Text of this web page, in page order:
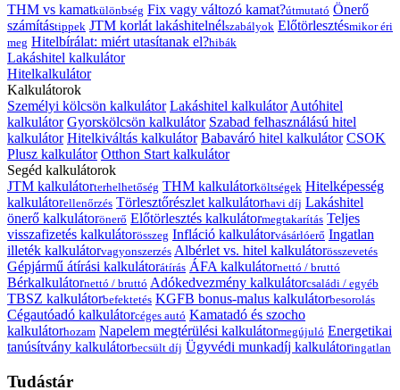
THM vs kamatkülönbség Fix vagy változó kamat?útmutató Önerő
számítástippek JTM korlát lakáshitelnélszabályok Előtörlesztésmikor éri
meg Hitelbírálat: miért utasítanak el?hibák
Lakáshitel kalkulátor
Hitelkalkulátor
Kalkulátorok
Személyi kölcsön kalkulátor Lakáshitel kalkulátor Autóhitel
kalkulátor Gyorskölcsön kalkulátor Szabad felhasználású hitel
kalkulátor Hitelkiváltás kalkulátor Babaváró hitel kalkulátor CSOK
Plusz kalkulátor Otthon Start kalkulátor
Segéd kalkulátorok
JTM kalkulátorterhelhetőség THM kalkulátorköltségek Hitelképesség
kalkulátorellenőrzés Törlesztőrészlet kalkulátorhavi díj Lakáshitel
önerő kalkulátorönerő Előtörlesztés kalkulátormegtakarítás Teljes
visszafizetés kalkulátorösszeg Infláció kalkulátorvásárlóerő Ingatlan
illeték kalkulátorvagyonszerzés Albérlet vs. hitel kalkulátorösszevetés
Gépjármű átírási kalkulátorátírás ÁFA kalkulátornettó / bruttó
Bérkalkulátornettó / bruttó Adókedvezmény kalkulátorcsaládi / egyéb
TBSZ kalkulátorbefektetés KGFB bonus-malus kalkulátorbesorolás
Cégautóadó kalkulátorcéges autó Kamatadó és szocho
kalkulátorhozam Napelem megtérülési kalkulátormegújuló Energetikai
tanúsítvány kalkulátorbecsült díj Ügyvédi munkadíj kalkulátoringatlan
Tudástár